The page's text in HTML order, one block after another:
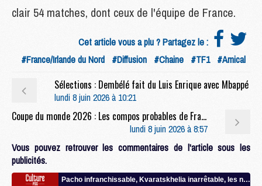
clair 54 matches, dont ceux de l'équipe de France.
Cet article vous a plu ? Partagez le :
#France/Irlande du Nord #Diffusion #Chaine #TF1 #Amical
Sélections : Dembélé fait du Luis Enrique avec Mbappé
lundi 8 juin 2026 à 10:21
Coupe du monde 2026 : Les compos probables de France/Irlande du Nord avec 2 joueurs du PSG
lundi 8 juin 2026 à 8:57
Vous pouvez retrouver les commentaires de l'article sous les
publicités.